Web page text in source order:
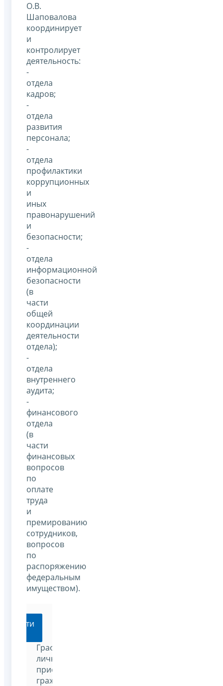
О.В.
Шаповалова
координирует
и
контролирует
деятельность:
-
отдела
кадров;
-
отдела
развития
персонала;
-
отдела
профилактики
коррупционных
и
иных
правонарушений
и
безопасности;
-
отдела
информационной
безопасности
(в
части
общей
координации
деятельности
отдела);
-
отдела
внутреннего
аудита;
-
финансового
отдела
(в
части
финансовых
вопросов
по
оплате
труда
и
премированию
сотрудников,
вопросов
по
распоряжению
федеральным
имуществом).
Перейти
График
личного
приема
граждан